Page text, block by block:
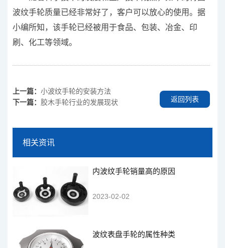
波纹手轮质量已经非常好了，客户可以放心的使用。据
小编所知，该手轮已经被用于食品、包装、冶金、印
刷、化工等领域。
上一篇： 小波纹手轮的安装方法
下一篇： 胶木手轮行业的发展现状 返回列表
相关资讯
内波纹手轮销量高的原因
2023-02-02
波纹表盘手轮的属性种类